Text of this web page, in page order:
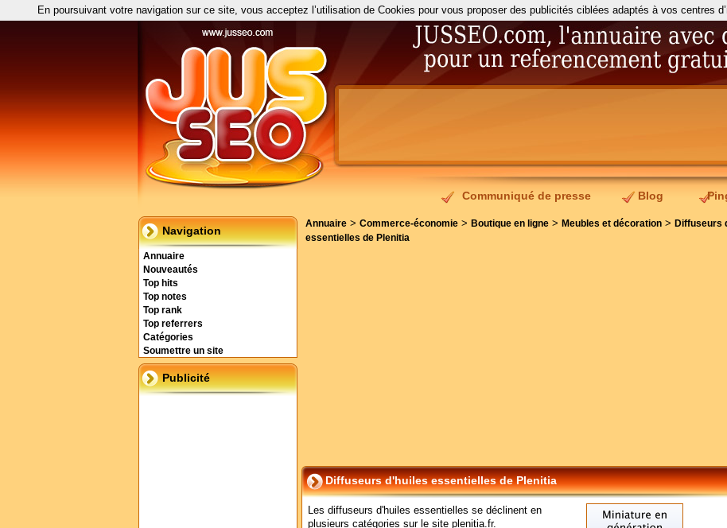
Communiqué de presse Blog
Navigation
Annuaire
Nouveautés
Top hits
Top notes
Top rank
Top referrers
Catégories
Soumettre un site
Publicité
Annuaire > Commerce-économie > Boutique en ligne > Meubles et décoration > Diffuseurs
essentielles de Plenitia
Diffuseurs d'huiles essentielles de Plenitia
Les diffuseurs d'huiles essentielles se déclinent en
plusieurs catégories sur le site plenitia.fr.
En poursuivant votre navigation sur ce site, vous acceptez l’utilisation de Cookies pour vous proposer des publicités ciblées adaptés à vos centres